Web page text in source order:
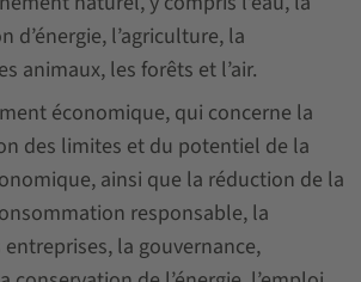
d’énergie, l’agriculture, la
animaux, les forêts et l’air.
économique, qui concerne la
des limites et du potentiel de la
ainsi que la réduction de la
responsable, la
la gouvernance,